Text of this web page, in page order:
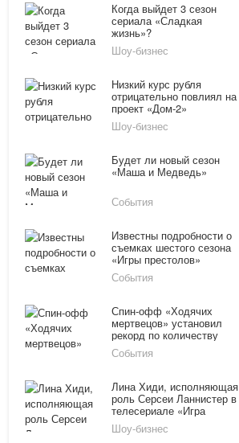
Когда выйдет 3 сезон
сериала «Сладкая
жизнь»?
Шоу-бизнес
Низкий курс рубля
отрицательно повлиял на
проект «Дом-2»
Шоу-бизнес
Будет ли новый сезон
«Маша и Медведь»
События
Известны подробности о
съемках шестого сезона
«Игры престолов»
События
Спин-офф «Ходячих
мертвецов» установил
рекорд по количеству
телезрителей
События
Лина Хиди, исполняющая
роль Серсеи Ланнистер в
телесериале «Игра
престолов», родила
второго ребенка
Шоу-бизнес